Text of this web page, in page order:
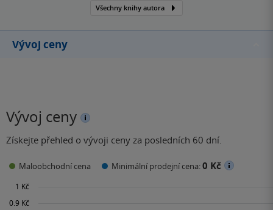
Všechny knihy autora
Vývoj ceny
Vývoj ceny
Získejte přehled o vývoji ceny za posledních 60 dní.
Maloobchodní cena Minimální prodejní cena:0 Kč